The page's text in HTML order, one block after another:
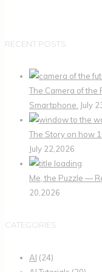
RECENT POSTS
The Camera of the
Smartphone. July
The Story on how
July 22,2026
Me, the Puzzle —
20,2026
CATEGORIES
AI (24)